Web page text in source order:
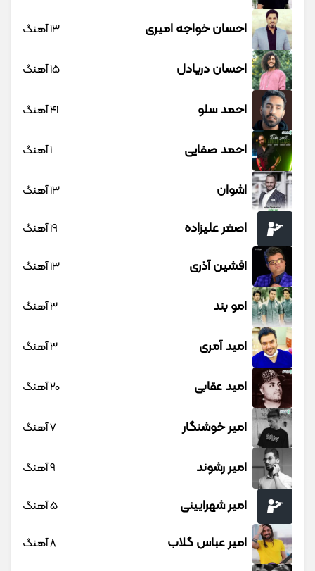
احسان خواجه امیری 13 آهنگ
احسان دریادل 15 آهنگ
احمد سلو 41 آهنگ
احمد صفایی 1 آهنگ
اشوان 13 آهنگ
اصغر علیزاده 19 آهنگ
افشین آذری 13 آهنگ
امو بند 3 آهنگ
امید آمری 3 آهنگ
امید عقابی 20 آهنگ
امیر خوشنگار 7 آهنگ
امیر رشوند 9 آهنگ
امیر شهرایینی 5 آهنگ
امیر عباس گلاب 8 آهنگ